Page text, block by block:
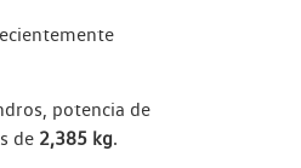
potencia de
de 2,385 kg.